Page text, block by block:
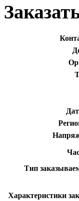
Тип
Характеристики